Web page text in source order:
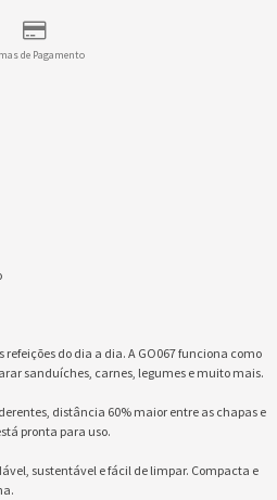
de Pagamento
do dia a dia. A GO067 funciona como
sanduíches, carnes, legumes e muito mais.
distância 60% maior entre as chapas e
pronta para uso.
sustentável e fácil de limpar. Compacta e